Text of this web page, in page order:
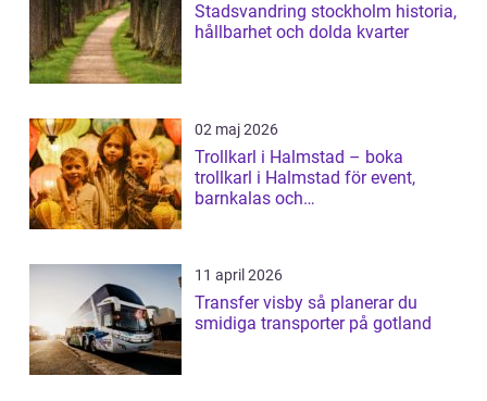
Stadsvandring stockholm historia,
hållbarhet och dolda kvarter
02 maj 2026
Trollkarl i Halmstad – boka
trollkarl i Halmstad för event,
barnkalas och
11 april 2026
Transfer visby så planerar du
smidiga transporter på gotland